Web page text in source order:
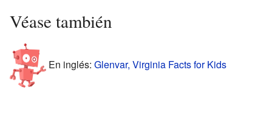
Véase también
En inglés: Glenvar, Virginia Facts for Kids